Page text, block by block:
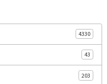
4330
43
203